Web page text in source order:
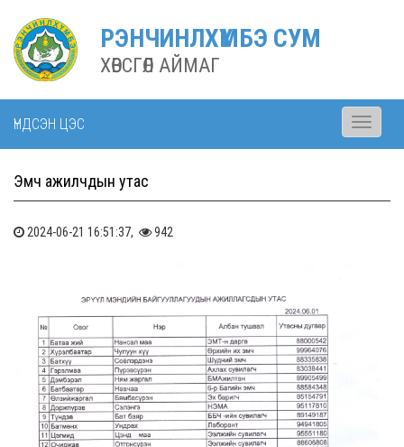
РЭНЧИНЛХҮМБЭ СУМ
ХӨВСГӨЛ АЙМАГ
ҮНДСЭН ЦЭС
Toggle
Эмч ажилчдын утас
2024-06-21 16:51:37, 942